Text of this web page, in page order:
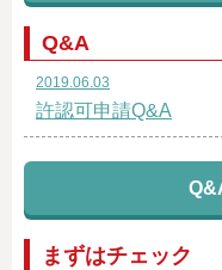
Q&A
2019.06.03
許認可申請Q&A
まずはチェック